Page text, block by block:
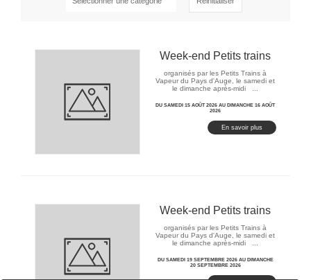
Week-end Petits trains
organisés par les Petits Trains à
Vapeur du Pays d'Auge, le samedi et
le dimanche après-midi ...
DU SAMEDI 15 AOÛT 2026 AU DIMANCHE 16 AOÛT
2026
En savoir plus
Week-end Petits trains
organisés par les Petits Trains à
Vapeur du Pays d'Auge, le samedi et
le dimanche après-midi ...
DU SAMEDI 19 SEPTEMBRE 2026 AU DIMANCHE
20 SEPTEMBRE 2026